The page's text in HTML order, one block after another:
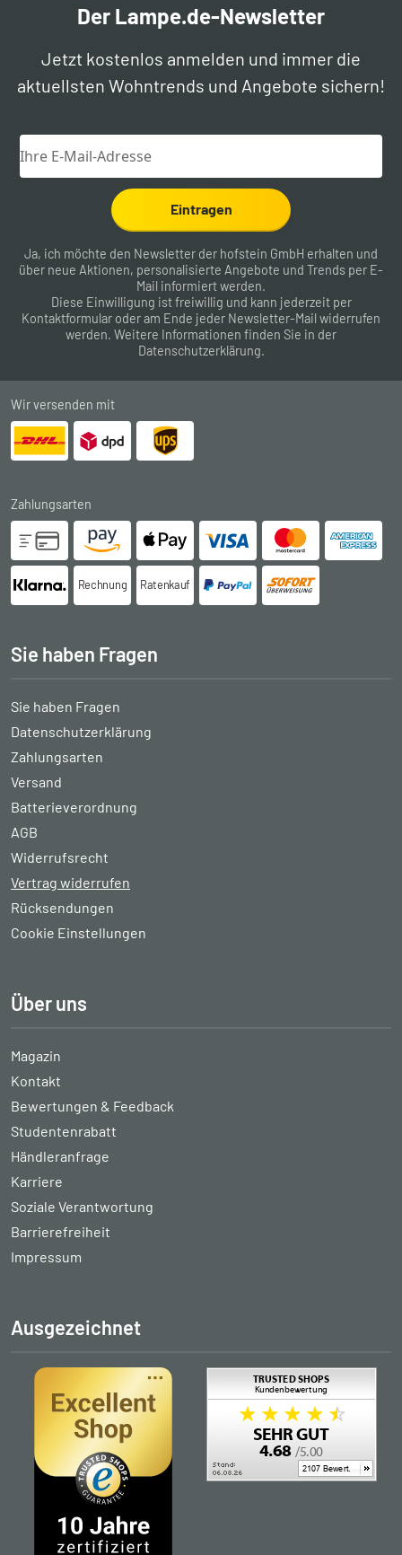
Der Lampe.de-Newsletter
Jetzt kostenlos anmelden und immer die
aktuellsten Wohntrends und Angebote sichern!
Eintragen
Ja, ich möchte den Newsletter der hofstein GmbH erhalten und
über neue Aktionen, personalisierte Angebote und Trends per E-
Mail informiert werden.
Diese Einwilligung ist freiwillig und kann jederzeit per
Kontaktformular oder am Ende jeder Newsletter-Mail widerrufen
werden. Weitere Informationen finden Sie in der
Datenschutzerklärung.
Wir versenden mit
Zahlungsarten
Rechnung Ratenkauf
Sie haben Fragen
Sie haben Fragen
Datenschutzerklärung
Zahlungsarten
Versand
Batterieverordnung
AGB
Widerrufsrecht
Vertrag widerrufen
Rücksendungen
Cookie Einstellungen
Über uns
Magazin
Kontakt
Bewertungen & Feedback
Studentenrabatt
Händleranfrage
Karriere
Soziale Verantwortung
Barrierefreiheit
Impressum
Ausgezeichnet